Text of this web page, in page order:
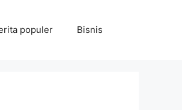
populer Bisnis